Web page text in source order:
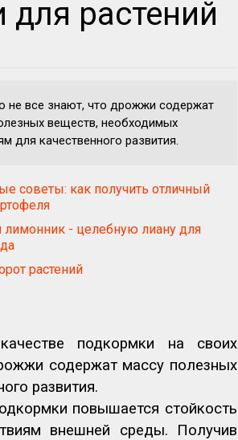
растений
не все знают, что дрожжи содержат
веществ, необходимых
для качественного развития.
советы: как получить отличный
- целебную лиану для
растений
подкормки на своих
содержат массу полезных
развития.
повышается стойкость
внешней среды. Получив